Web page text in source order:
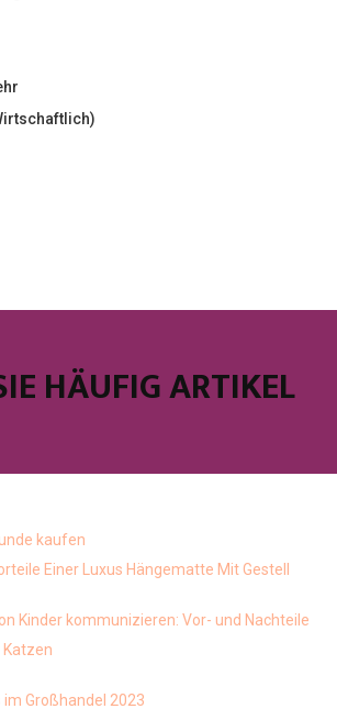
HÄUFIG ARTIKEL
kaufen
Einer Luxus Hängematte Mit Gestell
Kinder kommunizieren: Vor- und Nachteile
Katzen
Großhandel 2023